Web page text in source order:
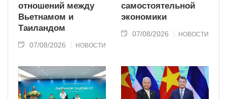
отношений между
Вьетнамом и
Таиландом
07/08/2026 НОВОСТИ
самостоятельной
экономики
07/08/2026 НОВОСТИ